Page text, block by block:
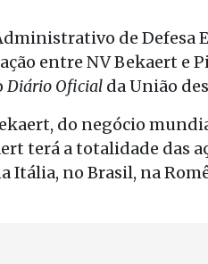
de Defesa
entre NV Bekaert e
Diário Oficial da União
do negócio
terá a totalidade das
Itália, no Brasil, na